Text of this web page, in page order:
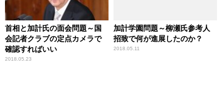
首相と加計氏の面会問題～国
会記者クラブの定点カメラで
確認すればいい
2018.05.23
加計学園問題～柳瀬氏参考人
招致で何が進展したのか？
2018.05.11